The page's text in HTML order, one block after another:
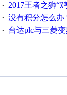
· 2017王者之狮“鸡”情签到
· 没有积分怎么办
· 台达plc与三菱